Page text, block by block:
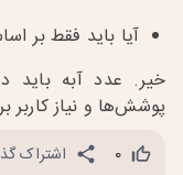
آیا باید فقط بر
خیر. عدد آبه
پوشش‌ها و نیاز کاربر
0
اشتراک